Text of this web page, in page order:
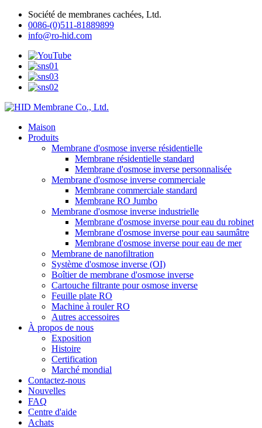
Société de membranes cachées, Ltd.
0086-(0)511-81889899
info@ro-hid.com
Maison
Produits
Membrane d'osmose inverse résidentielle
Membrane résidentielle standard
Membrane d'osmose inverse personnalisée
Membrane d'osmose inverse commerciale
Membrane commerciale standard
Membrane RO Jumbo
Membrane d'osmose inverse industrielle
Membrane d'osmose inverse pour eau du robinet
Membrane d'osmose inverse pour eau saumâtre
Membrane d'osmose inverse pour eau de mer
Membrane de nanofiltration
Système d'osmose inverse (OI)
Boîtier de membrane d'osmose inverse
Cartouche filtrante pour osmose inverse
Feuille plate RO
Machine à rouler RO
Autres accessoires
À propos de nous
Exposition
Histoire
Certification
Marché mondial
Contactez-nous
Nouvelles
FAQ
Centre d'aide
Achats